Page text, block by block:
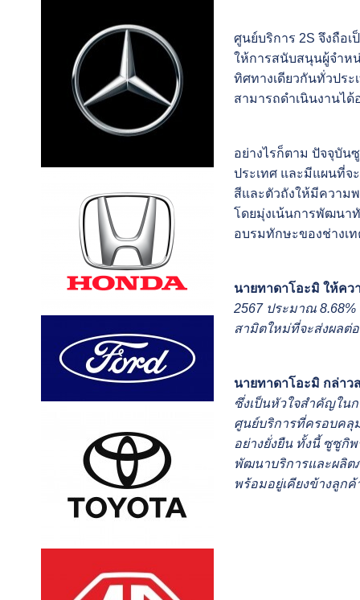
ศูนย์บริการ 2S จึงถือ
ให้การสนับสนุนผู้จำห
ทิศทางเดียวกันทั่วปร
สามารถดำเนินงานไ
อย่างไรก็ตาม ปัจจุบัน
ประเทศ และมีแผนที่จ
สีและตัวถังให้มีความ
โดยมุ่งเน้นการพัฒนา
อบรมทักษะของช่างเ
นายทาดาโอะมิ ให้คว
2567 ประมาณ
สามิตใหม่ที่จะส่งผลต่
นายทาดาโอะมิ กล่าว
ซึ่งเป็นหัวใจสำคัญใน
ศูนย์บริการที่ครอบคลุ
อย่างยั่งยืน ทั้งนี้ ซูซูกิพ
พัฒนาบริการและผลิต
พร้อมอยู่เคียงข้างลูก